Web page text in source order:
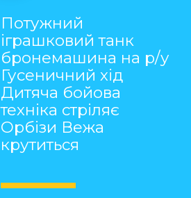
Потужний
іграшковий танк
бронемашина на р/у
Гусеничний хід
Дитяча бойова
техніка стріляє
Орбізи Вежа
крутиться